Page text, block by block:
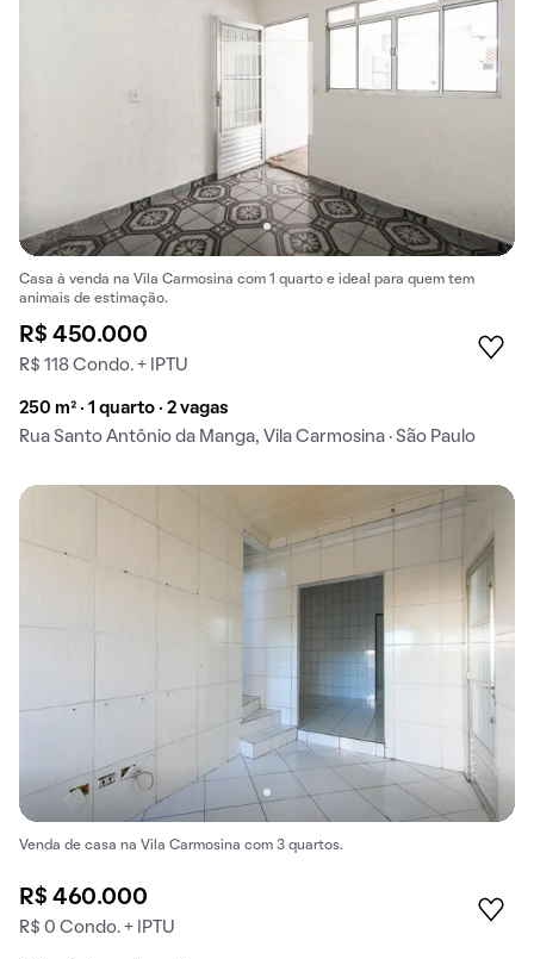
Casa à venda na Vila Carmosina com 1 quarto e ideal para quem tem
animais de estimação.
R$ 450.000
R$ 118 Condo. + IPTU
250 m² · 1 quarto · 2 vagas
Rua Santo Antônio da Manga, Vila Carmosina · São Paulo
Venda de casa na Vila Carmosina com 3 quartos.
R$ 460.000
R$ 0 Condo. + IPTU